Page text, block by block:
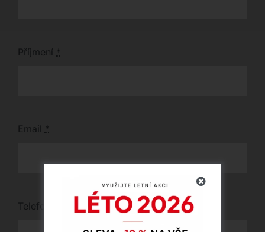
Příjmení *
Email *
Telefon